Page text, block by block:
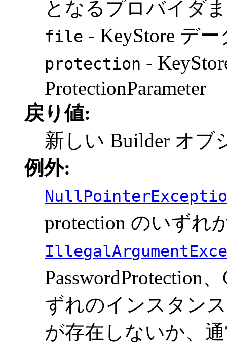
となるプロバイダ
file - KeyStore デ
protection -
ProtectionParameter
戻り値:
新しい Builder オブ
例外:
protection のいずれ
PasswordProtection
ずれのインスタン
が存在しないか、